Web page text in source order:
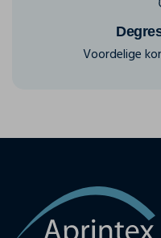
Voordelige